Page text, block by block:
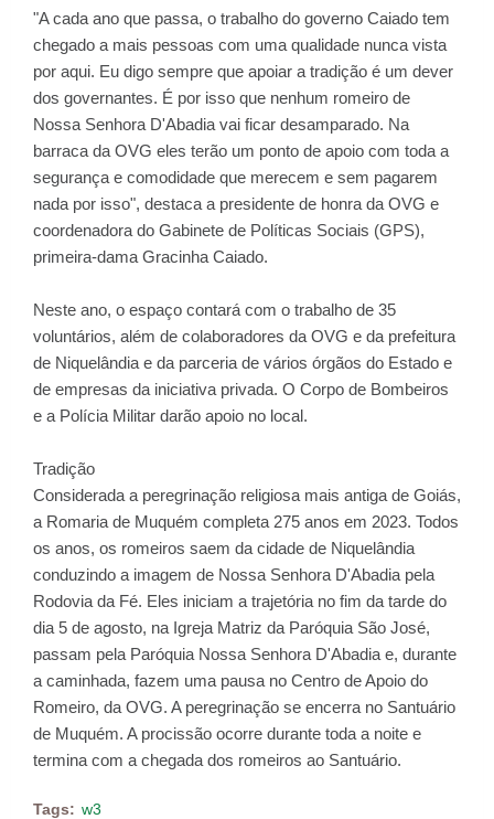
"A cada ano que passa, o trabalho do governo Caiado tem
chegado a mais pessoas com uma qualidade nunca vista
por aqui. Eu digo sempre que apoiar a tradição é um dever
dos governantes. É por isso que nenhum romeiro de
Nossa Senhora D'Abadia vai ficar desamparado. Na
barraca da OVG eles terão um ponto de apoio com toda a
segurança e comodidade que merecem e sem pagarem
nada por isso", destaca a presidente de honra da OVG e
coordenadora do Gabinete de Políticas Sociais (GPS),
primeira-dama Gracinha Caiado.
Neste ano, o espaço contará com o trabalho de 35
voluntários, além de colaboradores da OVG e da prefeitura
de Niquelândia e da parceria de vários órgãos do Estado e
de empresas da iniciativa privada. O Corpo de Bombeiros
e a Polícia Militar darão apoio no local.
Tradição
Considerada a peregrinação religiosa mais antiga de Goiás,
a Romaria de Muquém completa 275 anos em 2023. Todos
os anos, os romeiros saem da cidade de Niquelândia
conduzindo a imagem de Nossa Senhora D'Abadia pela
Rodovia da Fé. Eles iniciam a trajetória no fim da tarde do
dia 5 de agosto, na Igreja Matriz da Paróquia São José,
passam pela Paróquia Nossa Senhora D'Abadia e, durante
a caminhada, fazem uma pausa no Centro de Apoio do
Romeiro, da OVG. A peregrinação se encerra no Santuário
de Muquém. A procissão ocorre durante toda a noite e
termina com a chegada dos romeiros ao Santuário.
Tags: w3